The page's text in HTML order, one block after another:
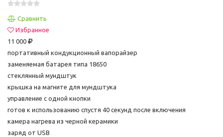
Сравнить
Избранное
11 000
портативный кондукционный вапорайзер
заменяемая батарея типа 18650
стеклянный мундштук
крышка на магните для мундштука
управление с одной кнопки
готов к использованию спустя 40 секунд после включения
камера нагрева из черной керамики
заряд от USB